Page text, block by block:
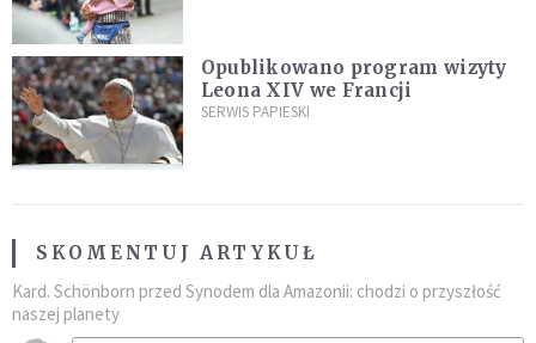
Opublikowano program wizyty
Leona XIV we Francji
SERWIS PAPIESKI
SKOMENTUJ ARTYKUŁ
Kard. Schönborn przed Synodem dla Amazonii: chodzi o przyszłość
naszej planety